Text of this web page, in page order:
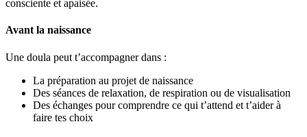
consciente et apaisée.
Avant la naissance
Une doula peut t’accompagner dans :
La préparation au projet de naissance
Des séances de relaxation, de respiration ou de visualisation
Des échanges pour comprendre ce qui t’attend et t’aider à
faire tes choix